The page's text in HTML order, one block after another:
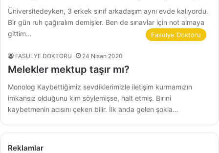
Üniversitedeyken, 3 erkek sınıf arkadaşım aynı evde kalıyordu.
Bir gün ruh çağıralım demişler. Ben de sınavlar için not almaya
gittim…
Fasulye Doktoru
FASULYE DOKTORU 24 Nisan 2020
Melekler mektup taşır mı?
Monolog Kaybettiğimiz sevdiklerimizle iletişim kurmamızın
imkansız olduğunu kim söylemişse, halt etmiş. Birini
kaybetmenin acısını çeken bilir. İlk anda gelen şokla…
Reklamlar